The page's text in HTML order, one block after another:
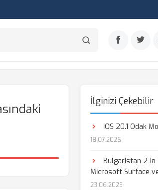
İlginizi Çekebilir
iOS 20.1 Odak
18.07.2026
Bulgaristan 2-
Microsoft Surface ve
23.06.2025